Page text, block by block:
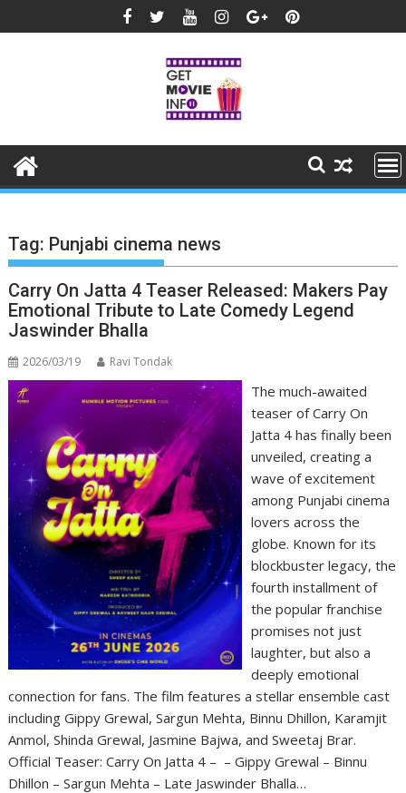
to
Tag: Punjabi cinema news
Carry On Jatta 4 Teaser Released: Makers Pay
Emotional Tribute to Late Comedy Legend
Jaswinder Bhalla
2026/03/19 Ravi Tondak
The much-awaited
teaser of Carry On
Jatta 4 has finally been
unveiled, creating a
wave of excitement
among Punjabi cinema
lovers across the
globe. Known for its
blockbuster legacy, the
fourth installment of
the popular franchise
promises not just
laughter, but also a
deeply emotional
connection for fans. The film features a stellar ensemble cast
including Gippy Grewal, Sargun Mehta, Binnu Dhillon, Karamjit
Anmol, Shinda Grewal, Jasmine Bajwa, and Sweetaj Brar.
Official Teaser: Carry On Jatta 4 – – Gippy Grewal – Binnu
Dhillon – Sargun Mehta – Late Jaswinder Bhalla…